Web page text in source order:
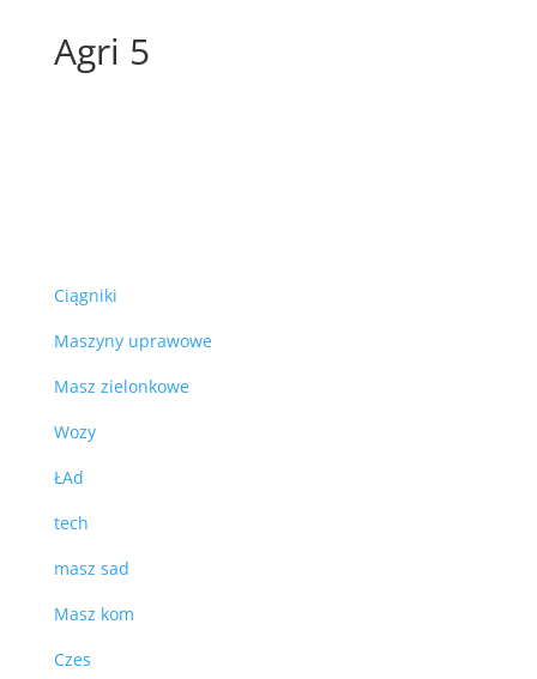
Agri 5
Ciągniki
Maszyny uprawowe
Masz zielonkowe
Wozy
ŁAd
tech
masz sad
Masz kom
Czes